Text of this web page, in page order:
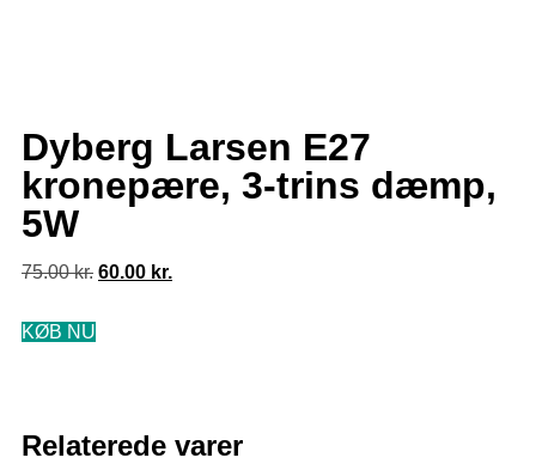
Dyberg Larsen E27
kronepære, 3-trins dæmp,
5W
75.00kr. 60.00 kr.
KØB NU
Relaterede varer